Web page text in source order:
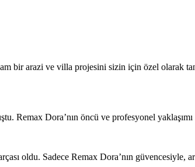
bir arazi ve villa projesini sizin için özel olarak
Remax Dora’nın öncü ve profesyonel yaklaşımı
oldu. Sadece Remax Dora’nın